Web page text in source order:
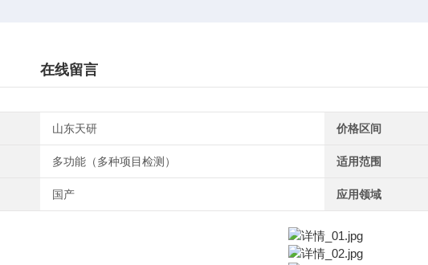
在线留言
山东天研 价格区间
多功能（多种项目检测） 适用范围
国产 应用领域